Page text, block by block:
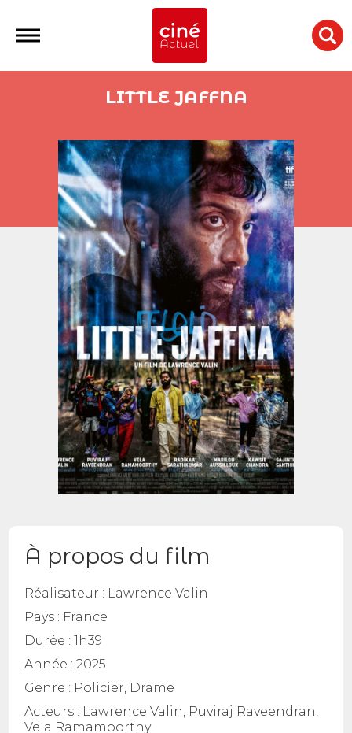
LITTLE JAFFNA
À propos du film
Réalisateur : Lawrence Valin
Pays : France
Durée :1h39
Année :2025
Genre : Policier, Drame
Acteurs : Lawrence Valin, Puviraj Raveendran,
Vela Ramamoorthy